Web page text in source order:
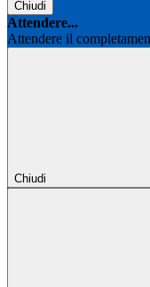
Chiudi
Attendere...
Attendere il
Chiudi